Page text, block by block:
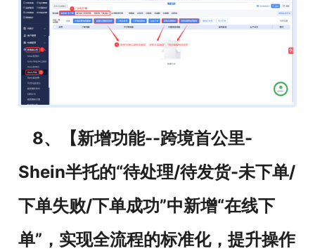
8、【新增功能--跨境首公里-
Shein半托的“待处理/待发货-未下单/
下单失败/下单成功”中新增“在线下
单”，实现全流程的标准化，提升操作